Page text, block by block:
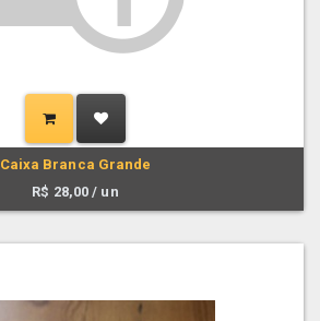
Caixa Branca Grande
R$ 28,00 / un